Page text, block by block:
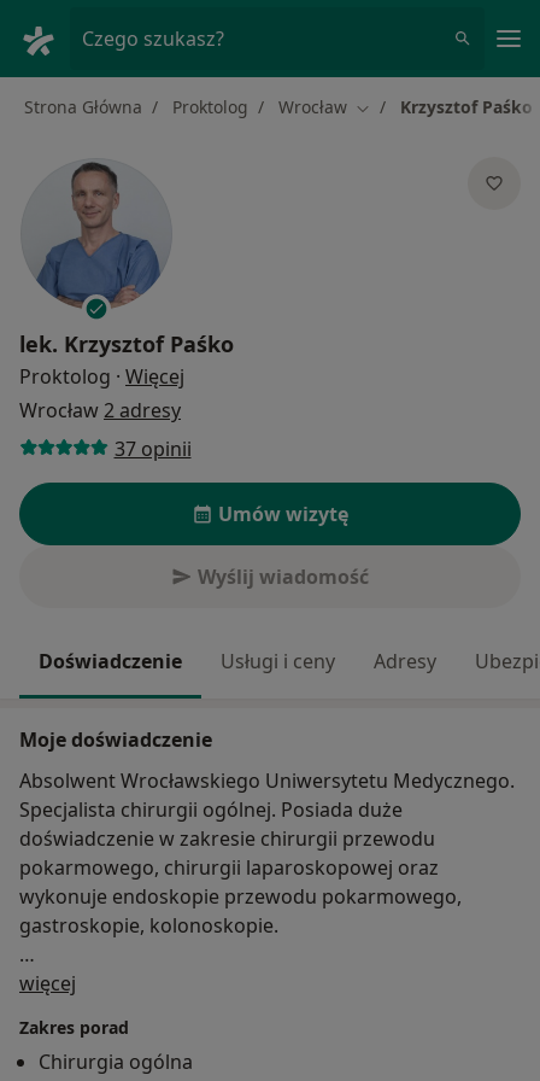
Czego szukasz?
Strona Główna Proktolog Wrocław Zmień miasto
Krzysztof Paśko
lek. Krzysztof Paśko
Proktolog · Więcej
Wrocław2 adresy
37 opinii
Umów wizytę
Wyślij wiadomość
Doświadczenie Usługi i ceny Adresy
Moje doświadczenie
Absolwent Wrocławskiego Uniwersytetu Medycznego.
Specjalista chirurgii ogólnej. Posiada duże
doświadczenie w zakresie chirurgii przewodu
pokarmowego, chirurgii laparoskopowej oraz
wykonuje endoskopie przewodu pokarmowego,
gastroskopie, kolonoskopie.
Odbył liczne staże i szkolenia w zakresie proktologii.
Poza praktyką lekarską w Centrum Melita Medical
pełni też funkcję dyrektora medycznego Szpitala
więcej
Zakres porad
Chirurgia ogólna